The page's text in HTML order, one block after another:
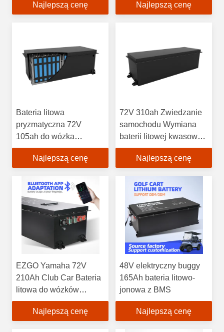
Najlepszą cenę
Najlepszą cenę
Bateria litowa
pryzmatyczna 72V
105ah do wózka
golfowego / samochodu
patrolowego
Najlepszą cenę
72V 310ah Zwiedzanie
samochodu Wymiana
baterii litowej kwasowo-
ołowiowy
Najlepszą cenę
EZGO Yamaha 72V
210Ah Club Car Bateria
litowa do wózków
golfowych Wózki
użytkowe
Najlepszą cenę
48V elektryczny buggy
165Ah bateria litowo-
jonowa z BMS
Najlepszą cenę